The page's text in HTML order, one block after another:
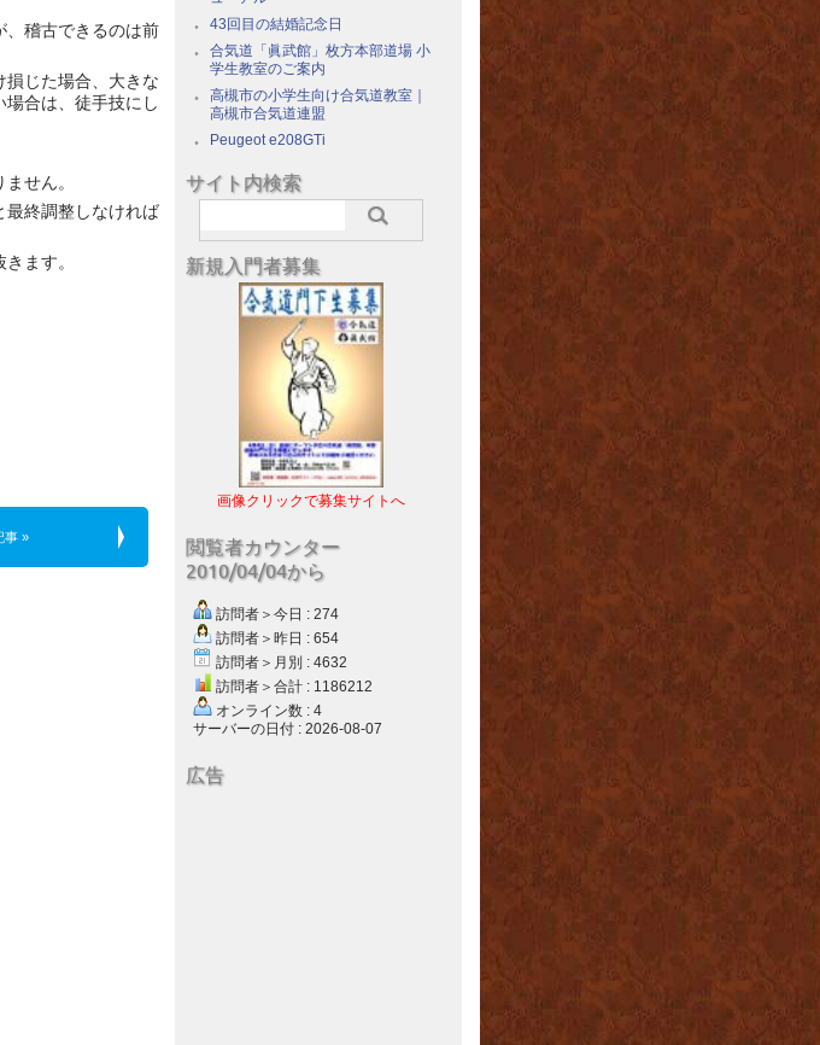
、稽古できるのは前
じた場合、大きな
合は、徒手技にし
せん。
最終調整しなければ
ます。
事 »
43回目の結婚記念日
合気道「眞武館」枚方本部道場 小
学生教室のご案内
高槻市の小学生向け合気道教室｜
高槻市合気道連盟
Peugeot e208GTi
サイト内検索
新規入門者募集
画像クリックで募集サイトへ
閲覧者カウンター
2010/04/04から
訪問者＞今日 : 274
訪問者＞昨日 : 654
訪問者＞月別 : 4632
訪問者＞合計 : 1186212
オンライン数 : 4
サーバーの日付 : 2026-08-07
広告